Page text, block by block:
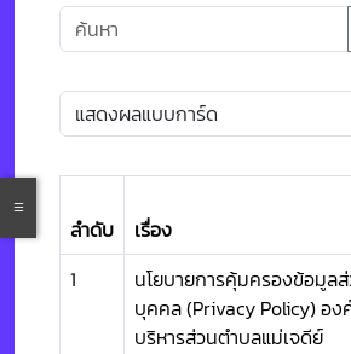
ลำดับ เรื่อง
1
นโยบายการคุ้มครองข้อมูล
บุคคล (Privacy Policy) อง
บริหารส่วนตำบลแม่เจดีย์